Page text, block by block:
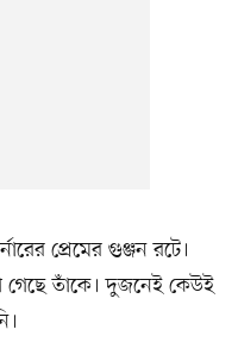
প্রেমের গুঞ্জন রটে।
গেছে তাঁকে। দুজনেই কেউই